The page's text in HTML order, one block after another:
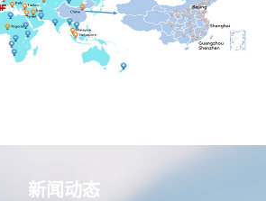
新闻动态